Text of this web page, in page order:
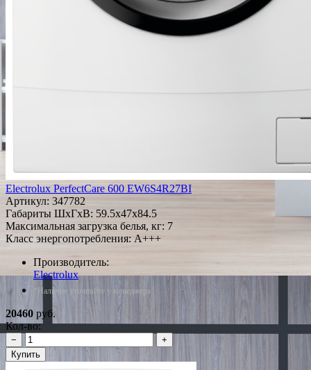
Electrolux PerfectCare 600 EW6S4R27BI
Артикул: 347782
Габариты ШxГxВ: 59.5x47x84.5
Максимальная загрузка белья, кг: 7
Класс энергопотребления: A+++
Производитель:
Electrolux
*Наличие уточняйте у менеджера
20460 руб.
Кол-во:
−
+
Купить